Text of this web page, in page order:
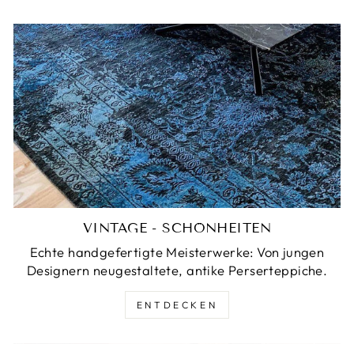
VINTAGE - SCHÖNHEITEN
Echte handgefertigte Meisterwerke: Von jungen
Designern neugestaltete, antike Perserteppiche.
ENTDECKEN